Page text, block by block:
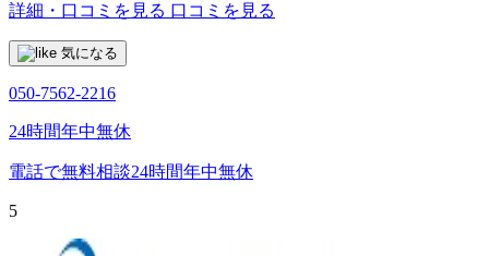
詳細・口コミを見る 口コミを見る
気になる
050-7562-2216
24時間年中無休
電話で無料相談24時間年中無休
5